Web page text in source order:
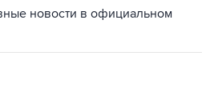
новости в официальном